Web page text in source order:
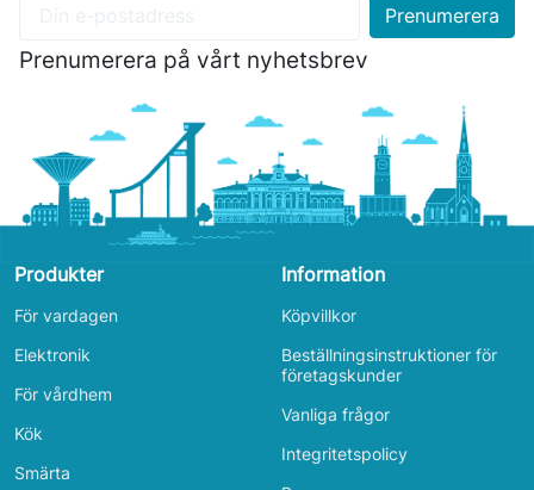
Prenumerera på vårt nyhetsbrev
Produkter
För vardagen
Elektronik
För vårdhem
Kök
Smärta
Information
Köpvillkor
Beställningsinstruktioner för
företagskunder
Vanliga frågor
Integritetspolicy